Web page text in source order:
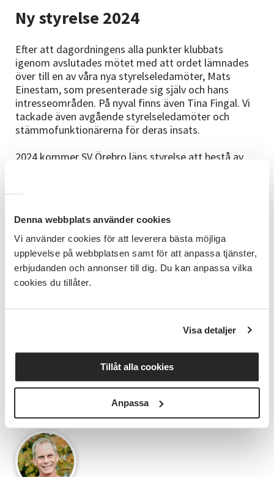
Denna webbplats använder cookies
Vi använder cookies för att leverera bästa möjliga
upplevelse på webbplatsen samt för att anpassa tjänster,
erbjudanden och annonser till dig. Du kan anpassa vilka
cookies du tillåter.
Visa detaljer
Tillåt alla cookies
Anpassa
Ny styrelse 2024
Efter att dagordningens alla punkter klubbats
igenom avslutades mötet med att ordet lämnades
över till en av våra nya styrelseledamöter, Mats
Einestam, som presenterade sig själv och hans
intresseområden. På nyval finns även Tina Fingal. Vi
tackade även avgående styrelseledamöter och
stämmofunktionärerna för deras insats.
2024 kommer SV Örebro läns styrelse att bestå av
Tillsammans i förändring
– Nu ligger ett av folkbildningens hittills mest
utmanande år bakom oss. Det är en fortsatt
ansträngd situation med drastiskt minskade medel.
Men folkbildningen behövs och folkbildningen är
––––––––––
I BILD: Fredrik står längst fram vid presidiet och
håller en dragning av verksamhetsåret 2024.